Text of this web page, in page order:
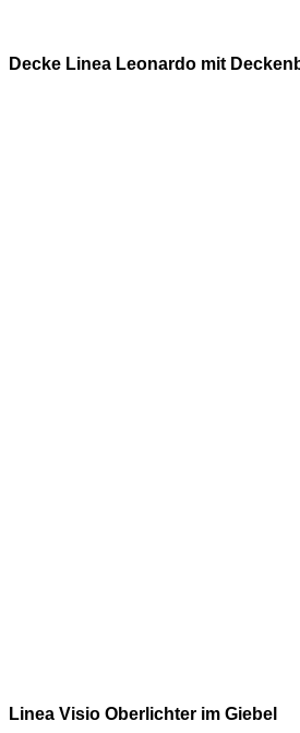
Decke Linea Leonardo mit
Linea Visio Oberlichter im Giebel